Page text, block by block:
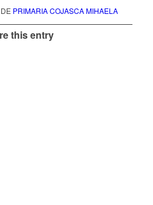
DE PRIMARIA COJASCA MIHAELA
this entry